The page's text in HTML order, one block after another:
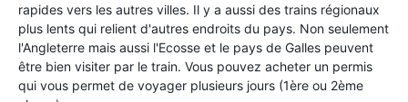
rapides vers les autres villes. Il y a aussi des trains régionaux
plus lents qui relient d'autres endroits du pays. Non seulement
l'Angleterre mais aussi l'Ecosse et le pays de Galles peuvent
être bien visiter par le train. Vous pouvez acheter un permis
qui vous permet de voyager plusieurs jours (1ère ou 2ème